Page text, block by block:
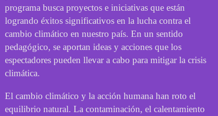
programa busca proyectos e iniciativas que están
logrando éxitos significativos en la lucha contra el
cambio climático en nuestro país. En un sentido
pedagógico, se aportan ideas y acciones que los
espectadores pueden llevar a cabo para mitigar la crisis
climática.
El cambio climático y la acción humana han roto el
equilibrio natural. La contaminación, el calentamiento